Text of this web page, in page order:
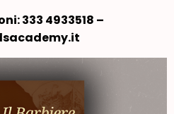
333 4933518 –